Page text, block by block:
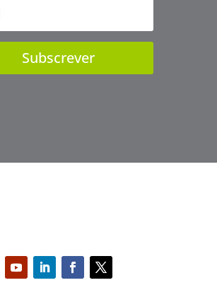
Subscrever